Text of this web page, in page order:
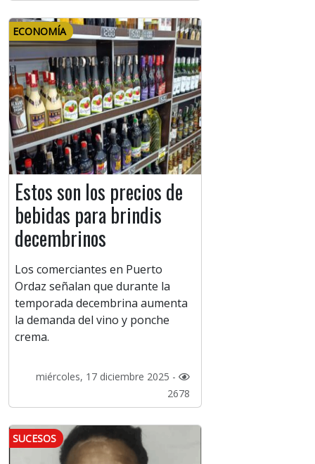
ECONOMÍA
Estos son los precios de
bebidas para brindis
decembrinos
Los comerciantes en Puerto
Ordaz señalan que durante la
temporada decembrina aumenta
la demanda del vino y ponche
crema.
miércoles, 17 diciembre 2025 -
2678
SUCESOS